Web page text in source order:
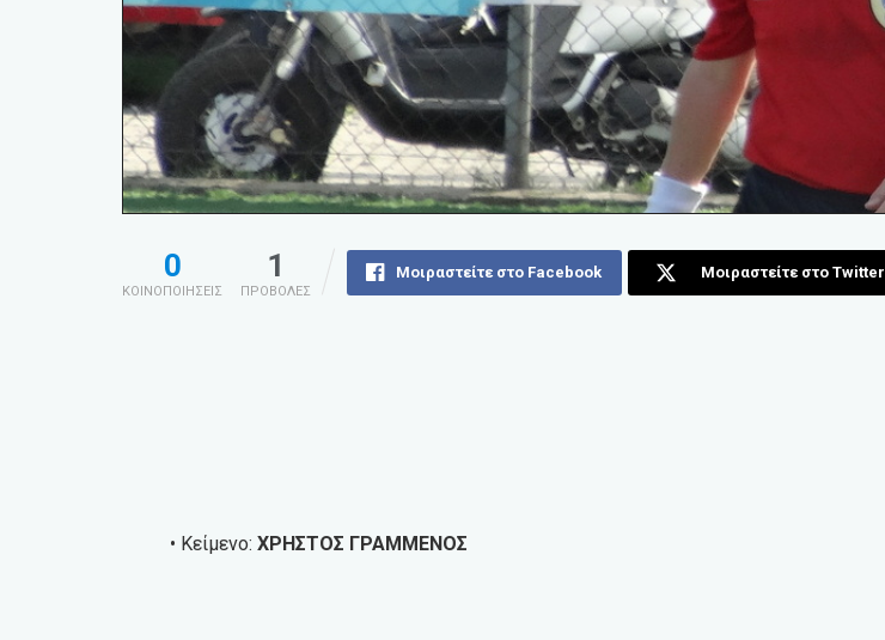
0
ΚΟΙΝΟΠΟΙΗΣΕΙΣ
1
ΠΡΟΒΟΛΕΣ
Μοιραστείτε στο Facebook Μοιραστείτε στο Twitter
• Κείμενο: ΧΡΗΣΤΟΣ ΓΡΑΜΜΕΝΟΣ